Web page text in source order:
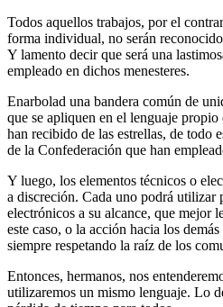
Todos aquellos trabajos, por el
forma individual, no serán
Y lamento decir que será una
empleado en dichos menesteres.
Enarbolad una bandera común de
que se apliquen en el lenguaje
han recibido de las estrellas, de todo
de la Confederación que han
Y luego, los elementos técnicos o
a discreción. Cada uno podrá utilizar
electrónicos a su alcance, que mejor
este caso, o la acción hacia los
siempre respetando la raíz de los
Entonces, hermanos, nos
utilizaremos un mismo lenguaje. Lo